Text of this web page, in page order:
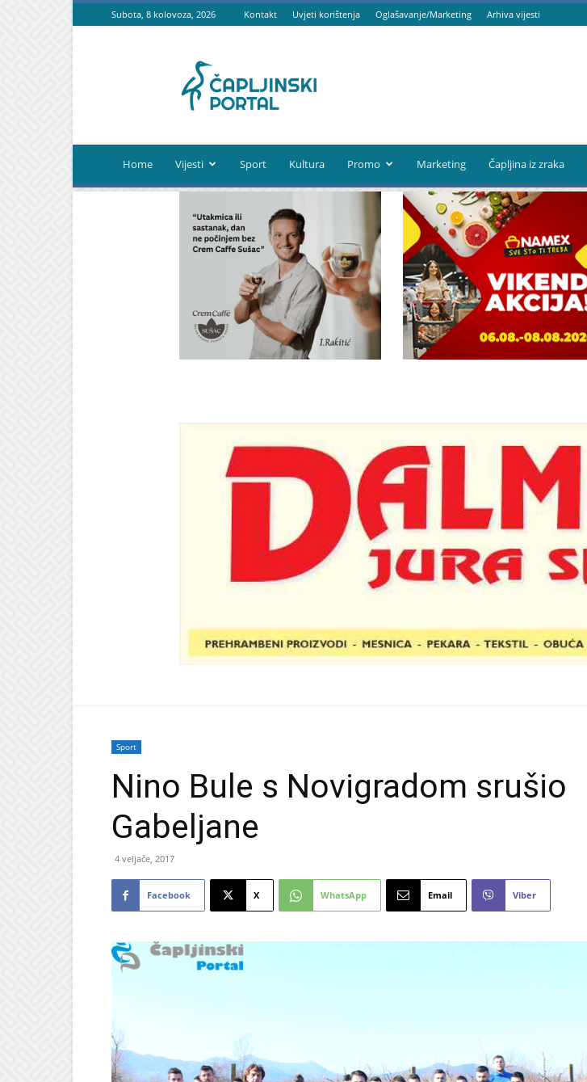
Subota, 8 kolovoza, 2026 Kontakt Uvjeti korištenja Oglašavanje/Marketing Arhiva vijesti
portal
Home Vijesti Sport Kultura Promo Marketing Čapljina iz zraka
Sport
Nino Bule s Novigradom srušio
Gabeljane
4 veljače, 2017
Facebook X WhatsApp Email Viber